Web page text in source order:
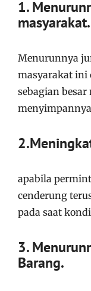
1.
masyarakat.
Menurunnya
masyarakat ini
sebagian
apabila
cenderung
pada saat
3.
Barang.